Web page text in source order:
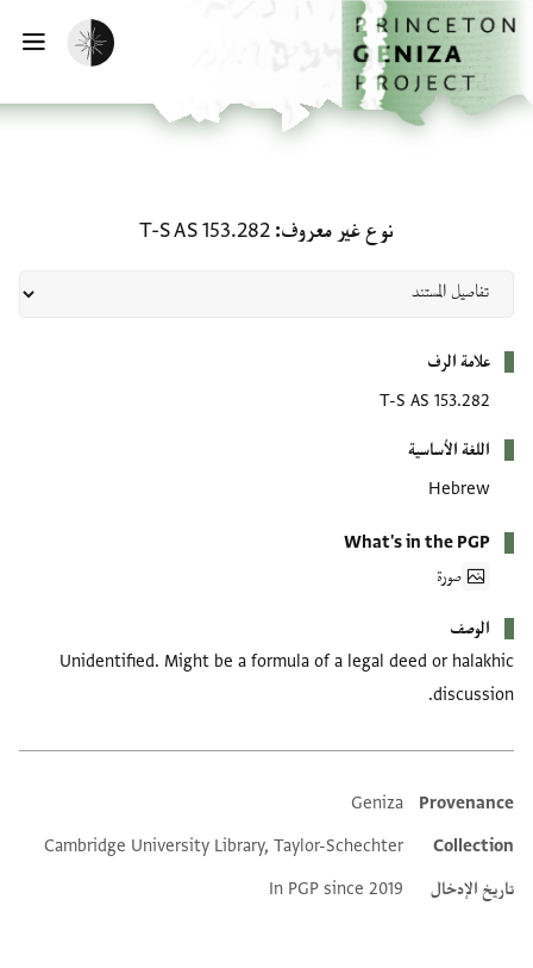
إلى المحتوى الرئيسي
الرئيسية
تفعيل الوضع المظلم
نوع غير معروف T-S AS 153.282
علامة الرف
T-S AS 153.282
اللغة الأساسية
Hebrew
What's in the PGP
صورة
الوصف
Unidentified. Might be a formula of a legal deed or halakhic
discussion.
Additional metadata
Provenance
Geniza
Collection
Cambridge University Library, Taylor-Schechter
تاريخ الإدخال
In PGP since 2019